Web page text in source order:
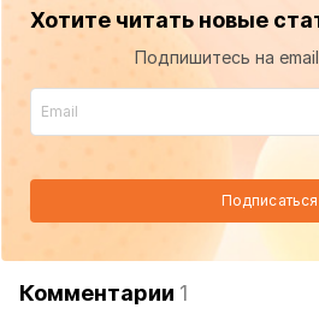
Хотите читать новые
Подпишитесь на
Подписаться
Комментарии 1